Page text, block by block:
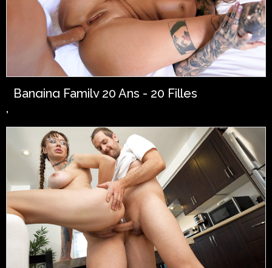
Banging Family 20 Ans - 20 Filles
,